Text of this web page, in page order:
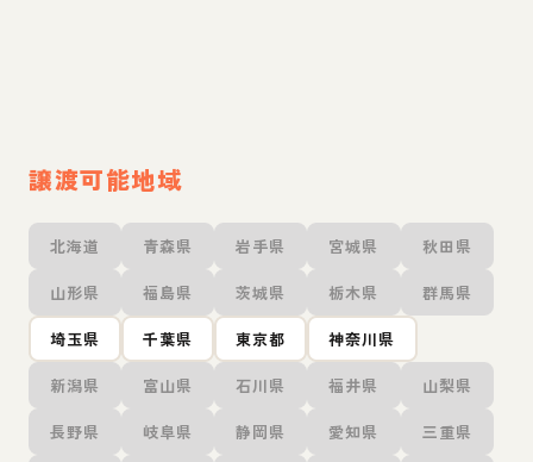
譲渡可能地域
北海道 青森県 岩手県 宮城県 秋田県
山形県 福島県 茨城県 栃木県 群馬県
埼玉県 千葉県 東京都 神奈川県
新潟県 富山県 石川県 福井県 山梨県
長野県 岐阜県 静岡県 愛知県 三重県